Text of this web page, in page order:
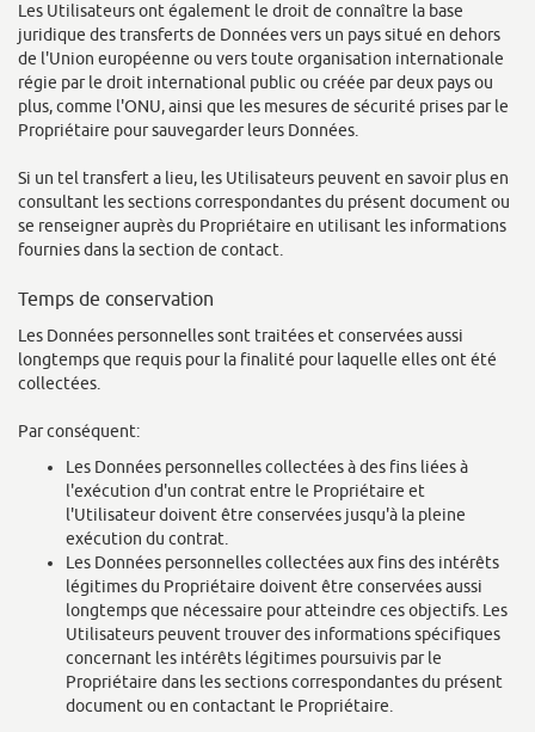
Les Utilisateurs ont également le droit de connaître la base
juridique des transferts de Données vers un pays situé en dehors
de l'Union européenne ou vers toute organisation internationale
régie par le droit international public ou créée par deux pays ou
plus, comme l'ONU, ainsi que les mesures de sécurité prises par le
Propriétaire pour sauvegarder leurs Données.
Si un tel transfert a lieu, les Utilisateurs peuvent en savoir plus en
consultant les sections correspondantes du présent document ou
se renseigner auprès du Propriétaire en utilisant les informations
fournies dans la section de contact.
Temps de conservation
Les Données personnelles sont traitées et conservées aussi
longtemps que requis pour la finalité pour laquelle elles ont été
collectées.
Par conséquent:
Les Données personnelles collectées à des fins liées à
l'exécution d'un contrat entre le Propriétaire et
l'Utilisateur doivent être conservées jusqu'à la pleine
exécution du contrat.
Les Données personnelles collectées aux fins des intérêts
légitimes du Propriétaire doivent être conservées aussi
longtemps que nécessaire pour atteindre ces objectifs. Les
Utilisateurs peuvent trouver des informations spécifiques
concernant les intérêts légitimes poursuivis par le
Propriétaire dans les sections correspondantes du présent
document ou en contactant le Propriétaire.